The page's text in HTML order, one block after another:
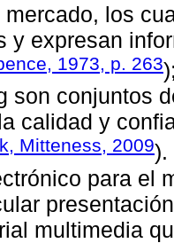
mercado, los
y expresan
1973, p. 263
son conjuntos
calidad y
Mitteness, 2009).
para el
multimedia